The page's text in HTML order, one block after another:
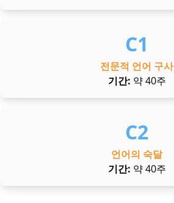
전문적 언어 구사
기간: 약 40주
언어의 숙달
기간: 약 40주